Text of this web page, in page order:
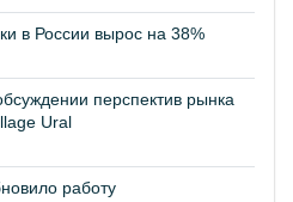
в России вырос на 38%
перспектив рынка
Ural
работу